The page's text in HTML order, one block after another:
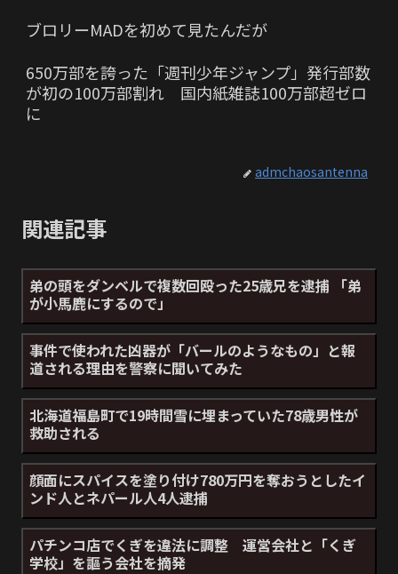
ブロリーMADを初めて見たんだが
650万部を誇った「週刊少年ジャンプ」発行部数
が初の100万部割れ 国内紙雑誌100万部超ゼロ
に
admchaosantenna
関連記事
弟の頭をダンベルで複数回殴った25歳兄を逮捕 「弟
が小馬鹿にするので」
事件で使われた凶器が「バールのようなもの」と報
道される理由を警察に聞いてみた
北海道福島町で19時間雪に埋まっていた78歳男性が
救助される
顔面にスパイスを塗り付け780万円を奪おうとしたイ
ンド人とネパール人4人逮捕
パチンコ店でくぎを違法に調整 運営会社と「くぎ
学校」を謳う会社を摘発